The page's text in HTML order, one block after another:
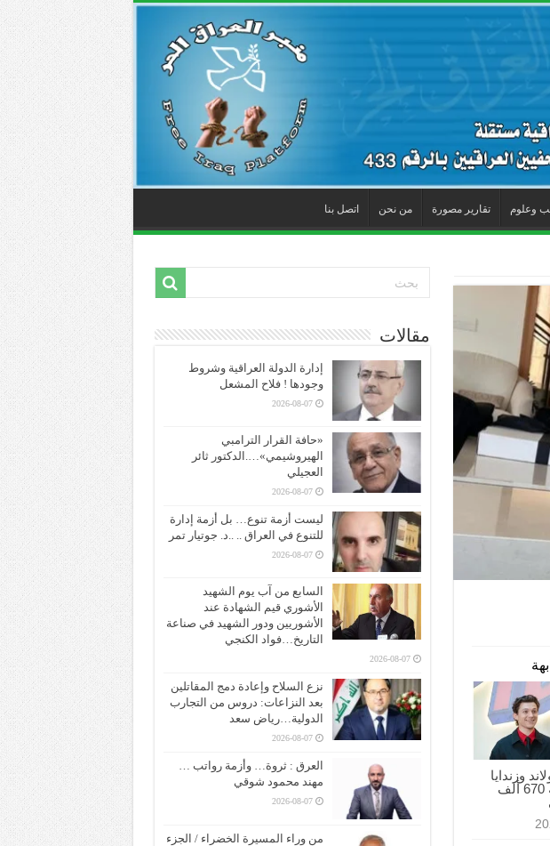
وعلوم تقارير مصورة من نحن اتصل بنا
وزندايا
السري بكلفة 670 ألف
مقالات
إدارة الدولة العراقية وشروط
وجودها ! فلاح المشعل
2026-08-07
«حافة القرار الترامبي
الهيروشيمي»….الدكتور ثائر
العجيلي
2026-08-07
ليست أزمة تنوع… بل أزمة إدارة
للتنوع في العراق .. ..د. جوتيار تمر
2026-08-07
السابع من آب يوم الشهيد
الأشوري قيم الشهادة عند
الأشوريين ودور الشهيد في صناعة
التاريخ…فواد الكنجي
2026-08-07
نزع السلاح وإعادة دمج المقاتلين
بعد النزاعات: دروس من التجارب
الدولية…رياض سعد
2026-08-07
العرق : ثروة… وأزمة رواتب …
مهند محمود شوقي
2026-08-07
من وراء المسيرة الخضراء / الجزء